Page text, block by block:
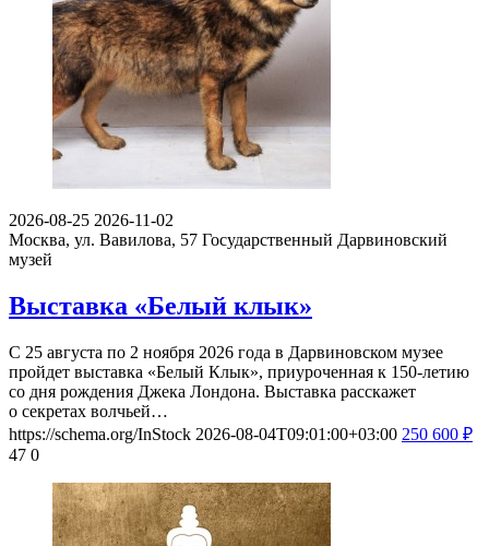
2026-08-25 2026-11-02
Москва, ул. Вавилова, 57 Государственный Дарвиновский
музей
Выставка «Белый клык»
С 25 августа по 2 ноября 2026 года в Дарвиновском музее
пройдет выставка «Белый Клык», приуроченная к 150-летию
со дня рождения Джека Лондона. Выставка расскажет
о секретах волчьей…
https://schema.org/InStock 2026-08-04T09:01:00+03:00 250 600 ₽
47 0